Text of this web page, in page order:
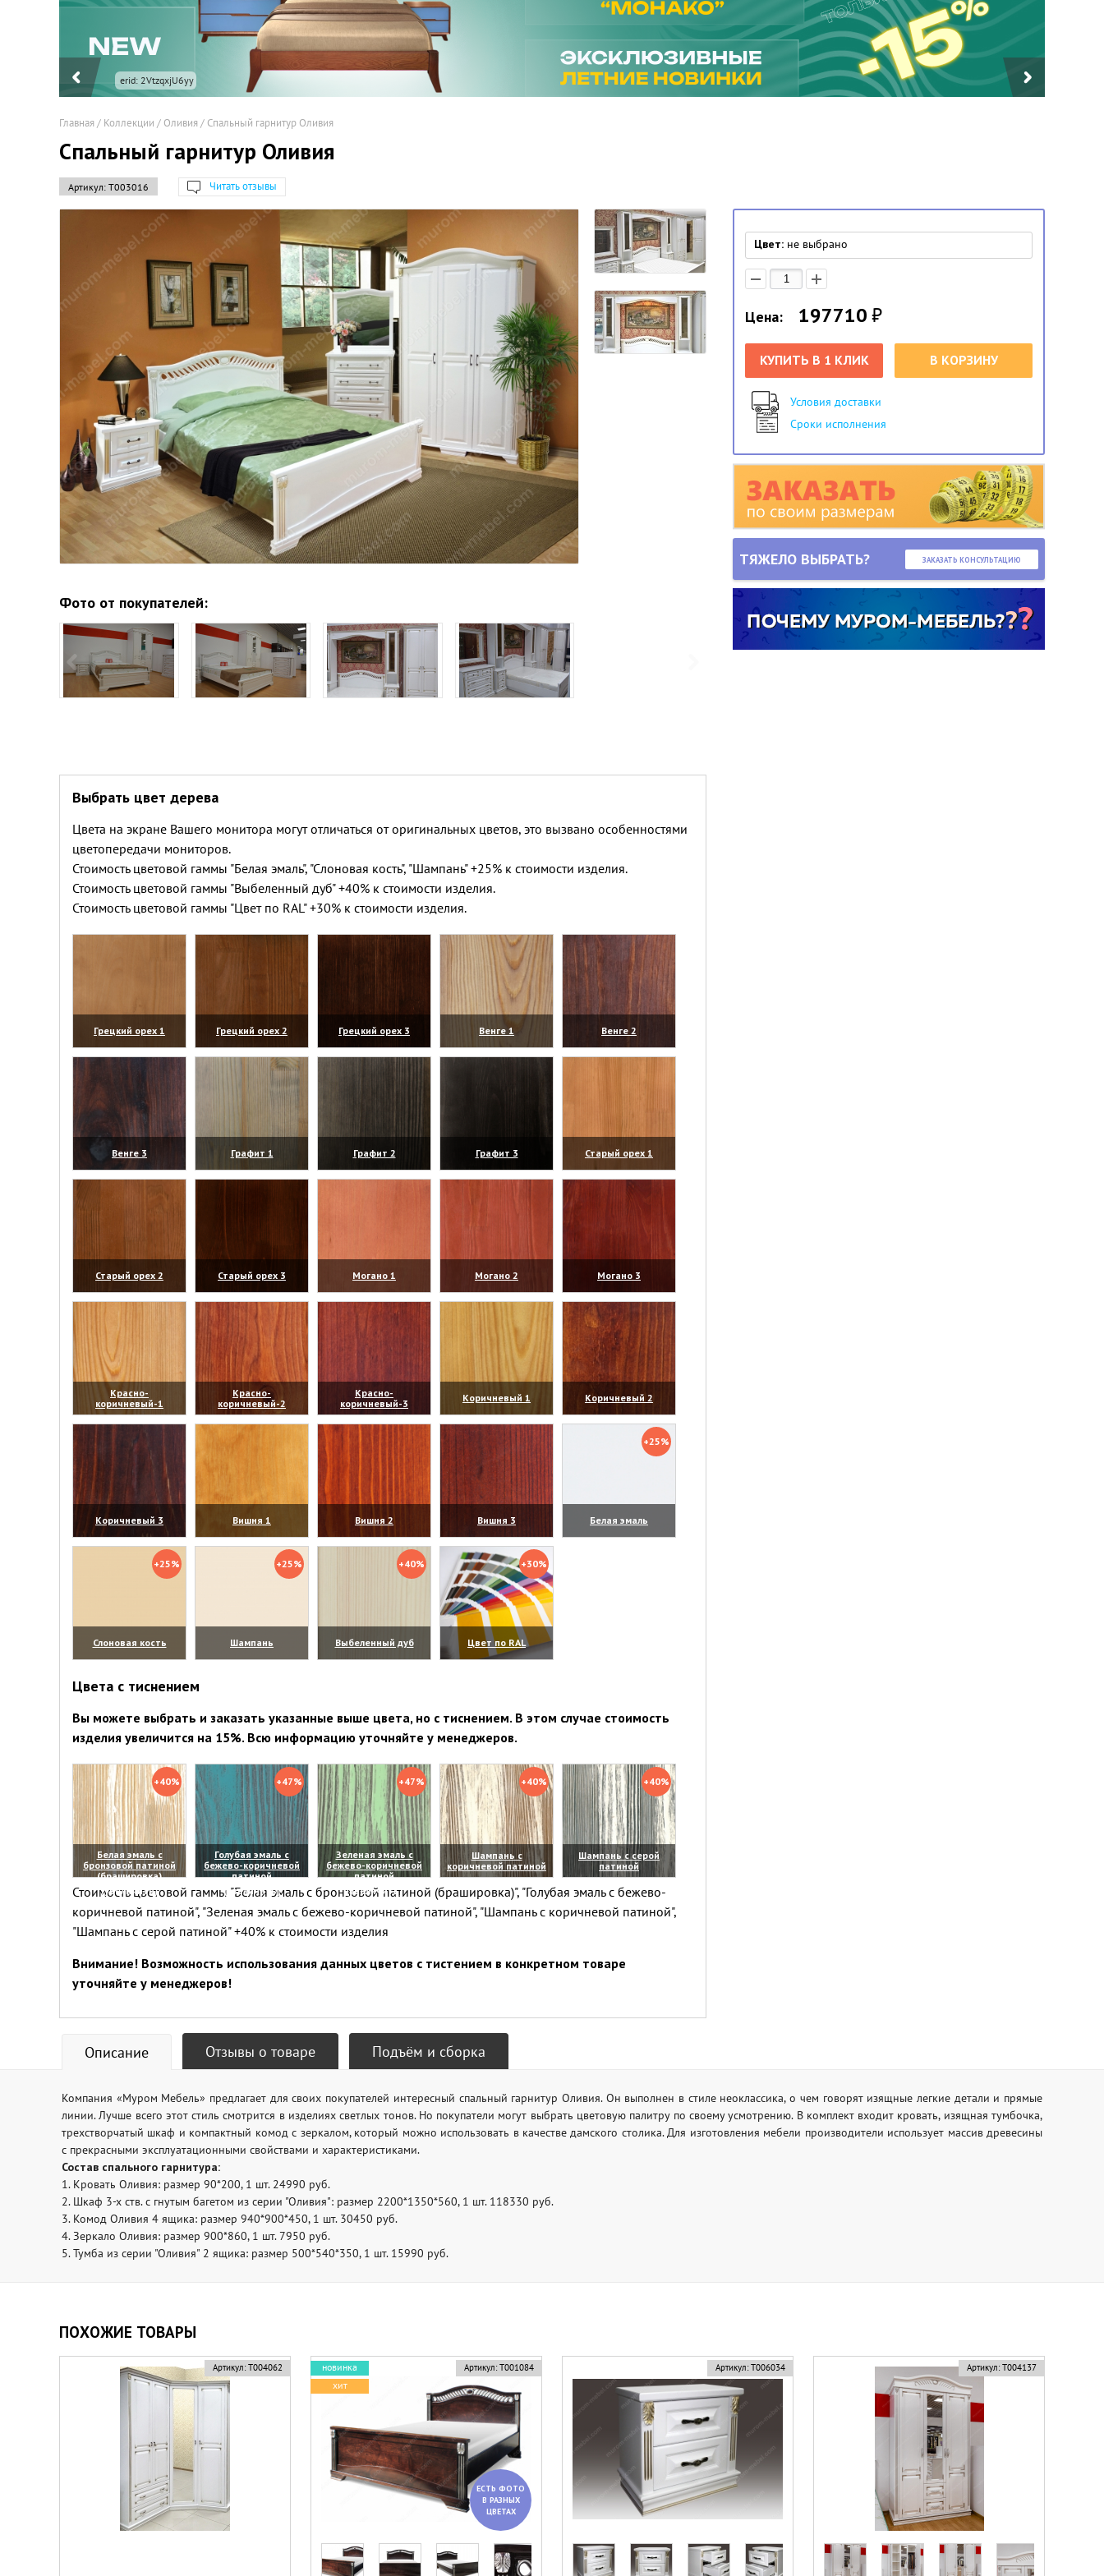
erid: 2VtzqxjU6yy
Главная/ Коллекции / Оливия/ Спальный гарнитур Оливия
Спальный гарнитур Оливия
Артикул: Т003016 Читать отзывы
Фото от покупателей:
Цвет: не выбрано
Цена: 197710₽
КУПИТЬ В 1 КЛИК В КОРЗИНУ
Условия доставки
Сроки исполнения
ТЯЖЕЛО ВЫБРАТЬ? ЗАКАЗАТЬ КОНСУЛЬТАЦИЮ
Выбрать цвет дерева
Цвета на экране Вашего монитора могут отличаться от оригинальных цветов, это вызвано особенностями
цветопередачи мониторов.
Стоимость цветовой гаммы "Белая эмаль", "Слоновая кость", "Шампань" +25% к стоимости изделия.
Стоимость цветовой гаммы "Выбеленный дуб" +40% к стоимости изделия.
Стоимость цветовой гаммы "Цвет по RAL" +30% к стоимости изделия.
Грецкий орех 1
(увеличить)
Грецкий орех 2
(увеличить)
Грецкий орех 3
(увеличить)
Венге 1
(увеличить)
Венге 2
(увеличить)
Венге 3
(увеличить)
Графит 1
(увеличить)
Графит 2
(увеличить)
Графит 3
(увеличить)
Старый орех 1
(увеличить)
Старый орех 2
(увеличить)
Старый орех 3
(увеличить)
Могано 1
(увеличить)
Могано 2
(увеличить)
Могано 3
(увеличить)
Красно-
коричневый-1
(увеличить)
Красно-
коричневый-2
(увеличить)
Красно-
коричневый-3
(увеличить)
Коричневый 1
(увеличить)
Коричневый 2
(увеличить)
Коричневый 3
(увеличить)
Вишня 1
(увеличить)
Вишня 2
(увеличить)
Вишня 3
(увеличить)
+25%
Белая эмаль
(увеличить)
+25%
Слоновая кость
(увеличить)
+25%
Шампань
(увеличить)
+40%
Выбеленный дуб
(увеличить)
+30%
Цвет по RAL
(увеличить)
Цвета с тиснением
Вы можете выбрать и заказать указанные выше цвета, но с тиснением. В этом случае стоимость
изделия увеличится на 15%. Всю информацию уточняйте у менеджеров.
+40%
Белая эмаль с
бронзовой патиной
(брашировка)
(увеличить)
+47%
Голубая эмаль с
бежево-коричневой
патиной
(увеличить)
+47%
Зеленая эмаль с
бежево-коричневой
патиной
(увеличить)
+40%
Шампань с
коричневой патиной
(увеличить)
+40%
Шампань с серой
патиной
(увеличить)
Стоимость цветовой гаммы "Белая эмаль с бронзовой патиной (брашировка)", "Голубая эмаль с бежево-
коричневой патиной", "Зеленая эмаль с бежево-коричневой патиной", "Шампань с коричневой патиной",
"Шампань с серой патиной" +40% к стоимости изделия
Внимание! Возможность использования данных цветов с тистением в конкретном товаре
уточняйте у менеджеров!
Описание Отзывы о товаре Подъём и сборка
Компания «Муром Мебель» предлагает для своих покупателей интересный спальный гарнитур Оливия. Он выполнен в стиле неоклассика, о чем говорят изящные легкие детали и прямые
линии. Лучше всего этот стиль смотрится в изделиях светлых тонов. Но покупатели могут выбрать цветовую палитру по своему усмотрению. В комплект входит кровать, изящная тумбочка,
трехстворчатый шкаф и компактный комод с зеркалом, который можно использовать в качестве дамского столика. Для изготовления мебели производители использует массив древесины
с прекрасными эксплуатационными свойствами и характеристиками.
Состав спального гарнитура:
1. Кровать Оливия: размер 90*200, 1 шт. 24990 руб.
2. Шкаф 3-х ств. с гнутым багетом из серии "Оливия": размер 2200*1350*560, 1 шт. 118330 руб.
3. Комод Оливия 4 ящика: размер 940*900*450, 1 шт. 30450 руб.
4. Зеркало Оливия: размер 900*860, 1 шт. 7950 руб.
5. Тумба из серии "Оливия" 2 ящика: размер 500*540*350, 1 шт. 15990 руб.
ПОХОЖИЕ ТОВАРЫ
Артикул: Т004062
новинка
хит
Артикул: Т001084
ЕСТЬ ФОТО
В РАЗНЫХ
ЦВЕТАХ
Артикул: Т006034 Артикул: Т004137